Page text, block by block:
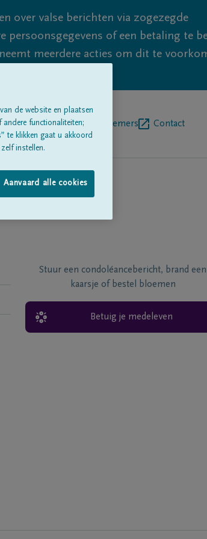
over valse berichten via zogezegde
persoonsgegevens of een betaling te
meerdere acties om dit te
Over onsBegrafenisondernemers Contact
Stuur een condoléancebericht, brand een
kaarsje of bestel bloemen
Betuig je medeleven
de website en plaatsen
functionaliteiten;
te klikken gaat u akkoord
instellen.
Aanvaard alle cookies